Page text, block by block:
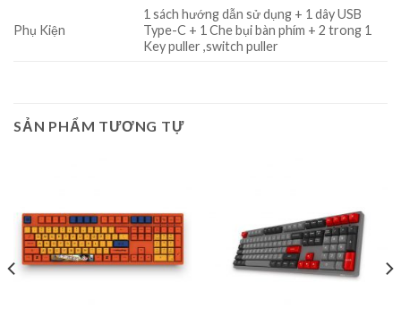
Phụ Kiện
1 sách hướng dẫn sử dụng + 1 dây USB
Type-C + 1 Che bụi bàn phím + 2 trong 1
Key puller ,switch puller
SẢN PHẨM TƯƠNG TỰ